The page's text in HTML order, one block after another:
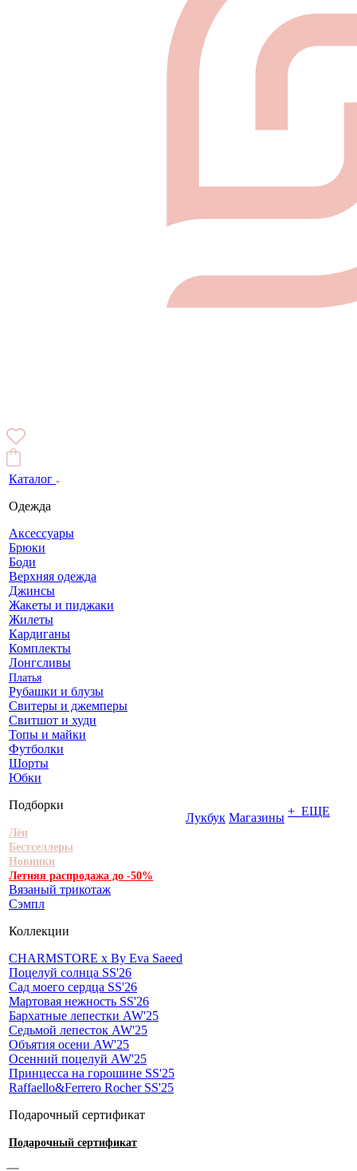
Каталог
Одежда
Аксессуары
Брюки
Боди
Верхняя одежда
Джинсы
Жакеты и пиджаки
Жилеты
Кардиганы
Комплекты
Лонгсливы
Платья
Рубашки и блузы
Свитеры и джемперы
Свитшот и худи
Топы и майки
Футболки
Шорты
Юбки
Подборки
Лён
Бестселлеры
Новинки
Летняя распродажа до -50%
Вязаный трикотаж
Сэмпл
Коллекции
CHARMSTORE х By Eva Saeed
Поцелуй солнца SS'26
Сад моего сердца SS'26
Мартовая нежность SS'26
Бархатные лепестки AW'25
Седьмой лепесток AW'25
Объятия осени AW'25
Осенний поцелуй AW'25
Принцесса на горошине SS'25
Raffaello&Ferrero Rocher SS'25
Подарочный сертификат
Подарочный сертификат
Лукбук Магазины + ЕЩЕ